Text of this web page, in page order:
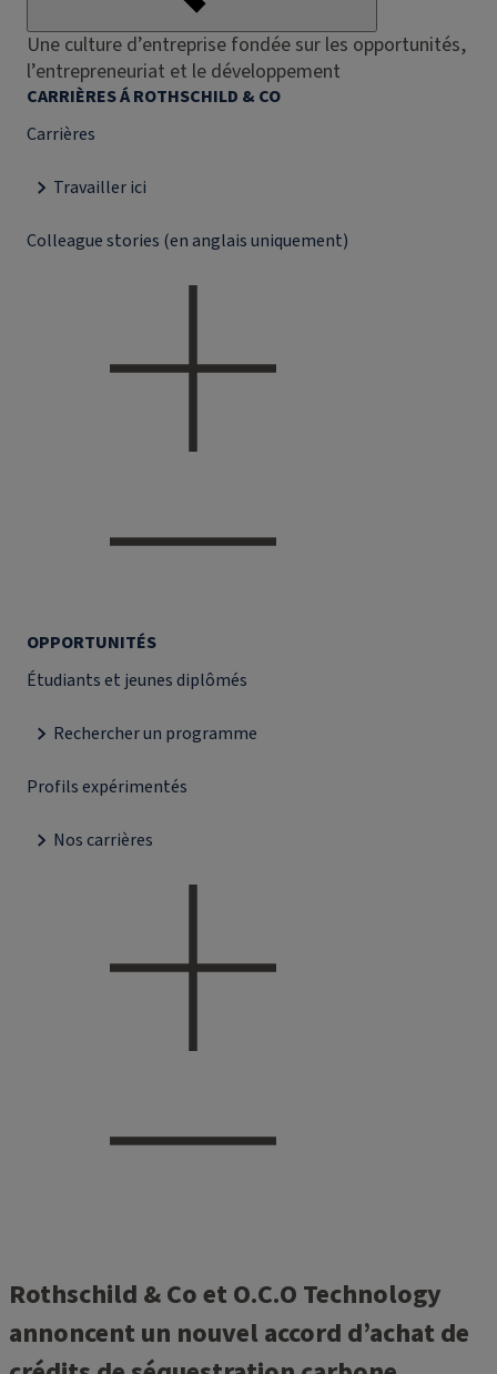
Une culture d’entreprise fondée sur les opportunités,
l’entrepreneuriat et le développement
CARRIÈRES Á ROTHSCHILD & CO
Carrières
Travailler ici
Colleague stories (en anglais uniquement)
OPPORTUNITÉS
Étudiants et jeunes diplômés
Rechercher un programme
Profils expérimentés
Nos carrières
Rothschild & Co et O.C.O Technology
annoncent un nouvel accord d’achat de